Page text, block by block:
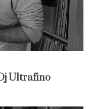
Ultrafino